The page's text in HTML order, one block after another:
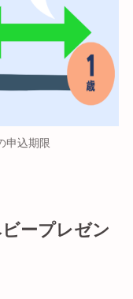
申込期限
ープレゼン